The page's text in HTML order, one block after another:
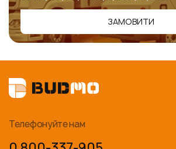
ЗАМОВИТИ
Телефонуйте нам